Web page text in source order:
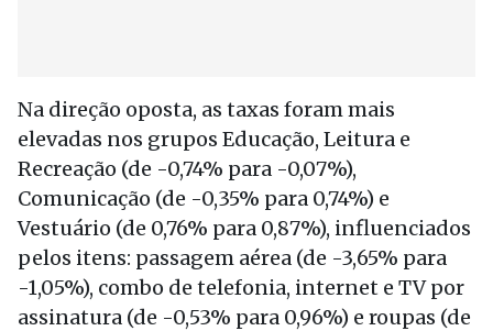
Na direção oposta, as taxas foram mais
elevadas nos grupos Educação, Leitura e
Recreação (de -0,74% para -0,07%),
Comunicação (de -0,35% para 0,74%) e
Vestuário (de 0,76% para 0,87%), influenciados
pelos itens: passagem aérea (de -3,65% para
-1,05%), combo de telefonia, internet e TV por
assinatura (de -0,53% para 0,96%) e roupas (de